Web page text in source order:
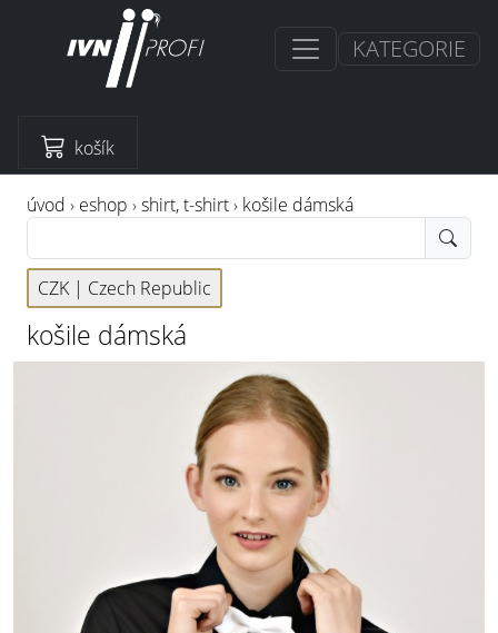
KATEGORIE
košík
úvod › eshop ›shirt, t-shirt› košile dámská
CZK | Czech Republic
košile dámská